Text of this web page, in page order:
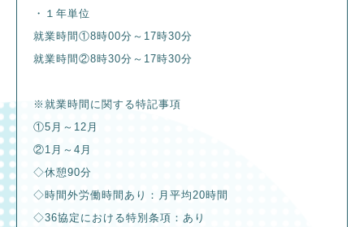
・１年単位
就業時間①8時00分～17時30分
就業時間②8時30分～17時30分
※就業時間に関する特記事項
①5月～12月
②1月～4月
◇休憩90分
◇時間外労働時間あり：月平均20時間
◇36協定における特別条項：あり